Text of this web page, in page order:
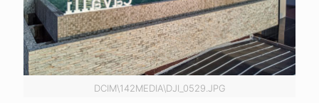
DCIM\142MEDIA\DJI_0529.JPG